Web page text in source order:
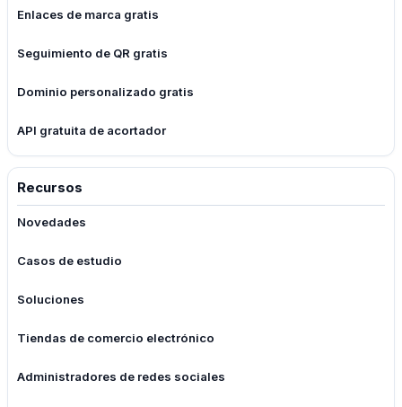
Enlaces de marca gratis
Seguimiento de QR gratis
Dominio personalizado gratis
API gratuita de acortador
Recursos
Novedades
Casos de estudio
Soluciones
Tiendas de comercio electrónico
Administradores de redes sociales